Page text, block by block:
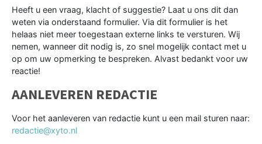
Heeft u een vraag, klacht of suggestie? Laat u ons dit dan
weten via onderstaand formulier. Via dit formulier is het
helaas niet meer toegestaan externe links te versturen. Wij
nemen, wanneer dit nodig is, zo snel mogelijk contact met u
op om uw opmerking te bespreken. Alvast bedankt voor uw
reactie!
AANLEVEREN REDACTIE
Voor het aanleveren van redactie kunt u een mail sturen naar:
redactie@xyto.nl